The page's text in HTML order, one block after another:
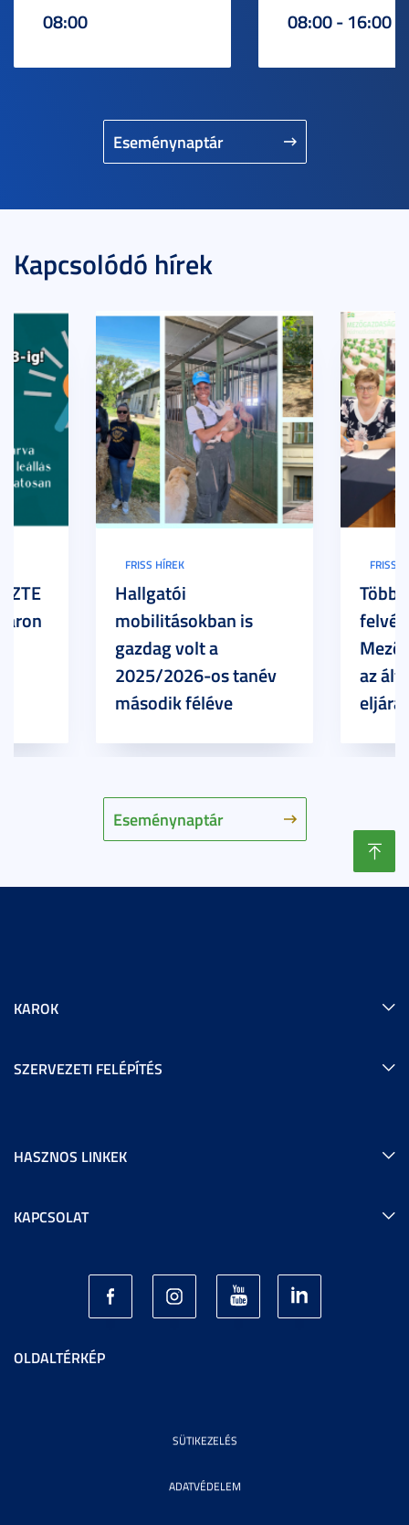
Eseménynaptár
08:00 08:00 - 16:00
Kapcsolódó hírek
Eseménynaptár
FRISS HÍREK
Hallgatói
mobilitásokban is
gazdag volt a
2025/2026-os tanév
második féléve
FRISS
Több
az
KAROK
SZERVEZETI FELÉPÍTÉS
HASZNOS LINKEK
KAPCSOLAT
OLDALTÉRKÉP
SÜTIKEZELÉS
ADATVÉDELEM